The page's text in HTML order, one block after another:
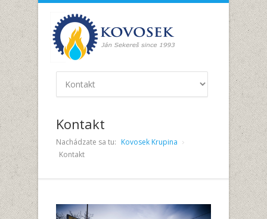
Kontakt
Nachádzate sa tu: Kovosek Krupina
Kontakt